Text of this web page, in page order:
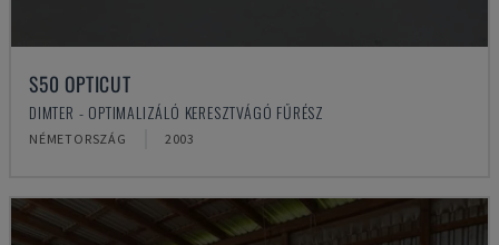
S50 OPTICUT
DIMTER - OPTIMALIZÁLÓ KERESZTVÁGÓ FŰRÉSZ
NÉMETORSZÁG 2003